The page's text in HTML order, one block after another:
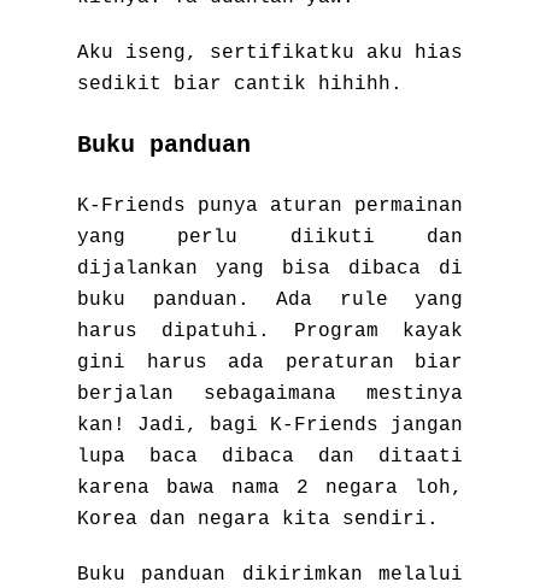
Aku iseng, sertifikatku aku hias
sedikit biar cantik hihihh.
Buku panduan
K-Friends punya aturan permainan
yang perlu diikuti dan
dijalankan yang bisa dibaca di
buku panduan. Ada rule yang
harus dipatuhi. Program kayak
gini harus ada peraturan biar
berjalan sebagaimana mestinya
kan! Jadi, bagi K-Friends jangan
lupa baca dibaca dan ditaati
karena bawa nama 2 negara loh,
Korea dan negara kita sendiri.
Buku panduan dikirimkan melalui